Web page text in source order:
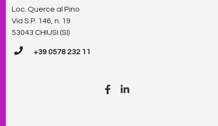
Loc. Querce al Pino
Via S.P. 146, n. 19
53043 CHIUSI (SI)
+39 0578 232 11